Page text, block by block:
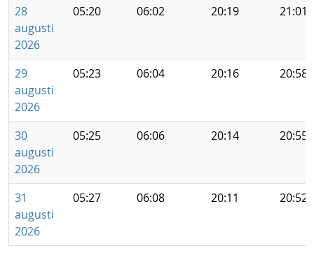
28
augusti
2026
05:20 06:02 20:19 21:01
29
augusti
2026
05:23 06:04 20:16 20:58
30
augusti
2026
05:25 06:06 20:14 20:55
31
augusti
2026
05:27 06:08 20:11 20:52